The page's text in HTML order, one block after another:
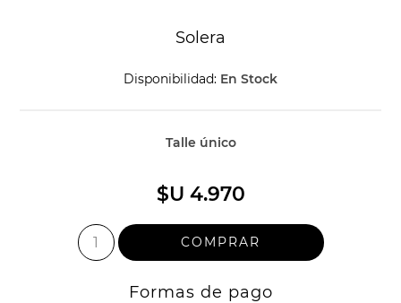
Solera
Disponibilidad: En Stock
Talle único
$U 4.970
Formas de pago